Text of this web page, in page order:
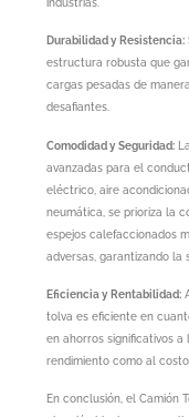
industrias.
Durabilidad y Resistencia:
estructura robusta que
cargas pesadas de
desafiantes.
Comodidad y Seguridad:
avanzadas para el
eléctrico, aire
neumática, se prioriza la
espejos calefaccionados
adversas, garantizando la
Eficiencia y Rentabilidad:
tolva es eficiente en
en ahorros significativos
rendimiento como al
En conclusión, el Camión